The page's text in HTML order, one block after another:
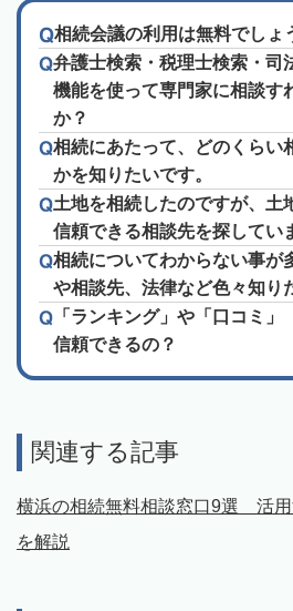
相続会議の利用は無料でしょ
弁護士検索・税理士検索・司
機能を使って専門家に相談す
か？
相続にあたって、どのくらい
かを知りたいです。
土地を相続したのですが、土
信頼できる相談先を探してい
相続についてわからない事が
や相談先、法律など色々知り
「ランキング」や「口コミ」
信頼できるの？
関連する記事
横浜の相続無料相談窓口9選 活
を解説